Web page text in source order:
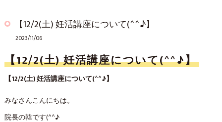
【12/2(土) 妊活講座について(^^♪】
2023/11/06
【12/2(土) 妊活講座について(^^♪】
【12/2(土) 妊活講座について(^^♪】
みなさんこんにちは。
院長の韓です(^^♪